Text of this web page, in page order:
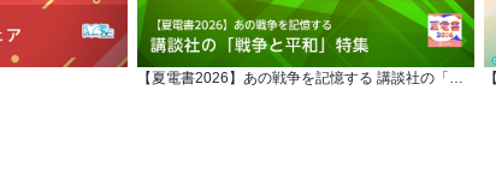
【夏電書2026】あの戦争を記憶する 講談社の「戦争と平和」特集